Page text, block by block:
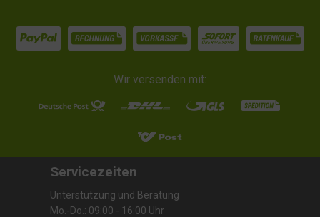
Wir versenden mit:
Servicezeiten
Unterstützung und Beratung
Mo.-Do.: 09:00 - 16:00 Uhr